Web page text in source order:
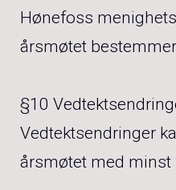
Hønefoss
årsmøtet
§10
Vedtektsendringer
årsmøtet med minst